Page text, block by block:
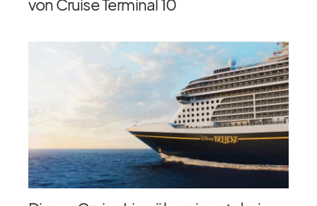
von Cruise Terminal 10